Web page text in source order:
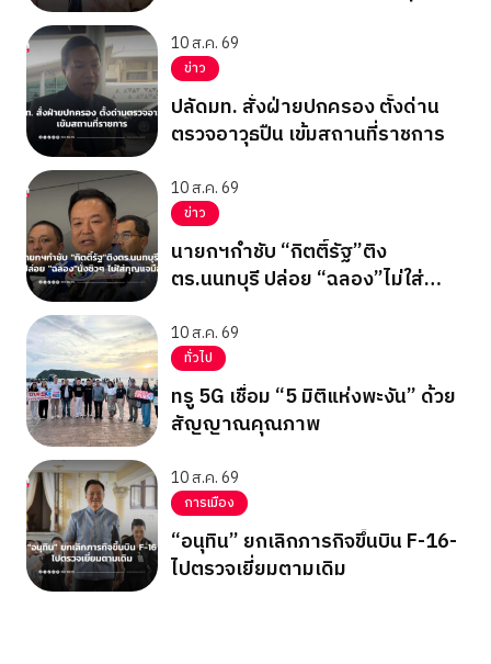
FORTPEAT Exclusive Fan Meet”
10 ส.ค. 69
ข่าว
ปลัดมท. สั่งฝ่ายปกครอง ตั้งด่าน
ตรวจอาวุธปืน เข้มสถานที่ราชการ
10 ส.ค. 69
ข่าว
นายกฯกำชับ “กิตติ์รัฐ”ติง
ตร.นนทบุรี ปล่อย “ฉลอง”ไม่ใส่
10 ส.ค. 69
ทั่วไป
ทรู 5G เชื่อม “5 มิติแห่งพะงัน” ด้วย
สัญญาณคุณภาพ
10 ส.ค. 69
การเมือง
“อนุทิน” ยกเลิกภารกิจขึ้นบิน F-16-
ไปตรวจเยี่ยมตามเดิม